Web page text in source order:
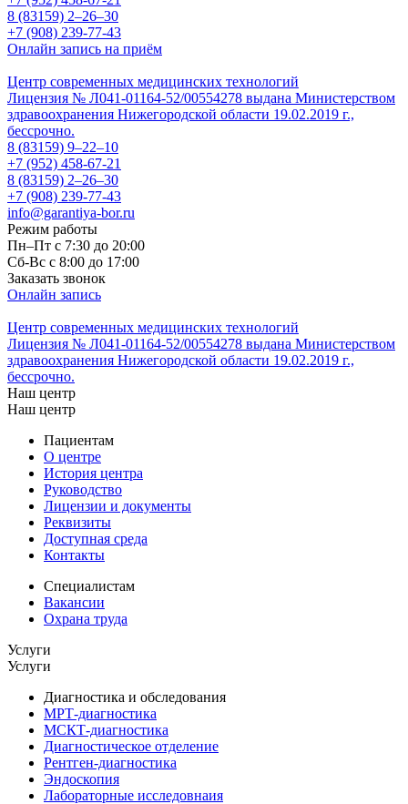
8 (83159) 2–26–30
+7 (908) 239-77-43
Онлайн запись на приём
Центр современных медицинских технологий
Лицензия № Л041-01164-52/00554278 выдана Министерством
здравоохранения Нижегородской области 19.02.2019 г.,
бессрочно.
8 (83159) 9–22–10
+7 (952) 458-67-21
8 (83159) 2–26–30
+7 (908) 239-77-43
info@garantiya-bor.ru
Режим работы
Пн–Пт с 7:30 до 20:00
Cб-Вс с 8:00 до 17:00
Заказать звонок
Онлайн запись
Центр современных медицинских технологий
Лицензия № Л041-01164-52/00554278 выдана Министерством
здравоохранения Нижегородской области 19.02.2019 г.,
бессрочно.
Наш центр
Наш центр
Пациентам
О центре
История центра
Руководство
Лицензии и документы
Реквизиты
Доступная среда
Контакты
Специалистам
Вакансии
Охрана труда
Услуги
Услуги
Диагностика и обследования
МРТ-диагностика
МСКТ-диагностика
Диагностическое отделение
Рентген-диагностика
Эндоскопия
Лабораторные исследовнаия